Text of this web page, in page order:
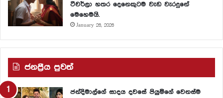
ටීචර්ලා හතර දෙනෙකුටම වැඩ වැරදුනේ
මෙහෙමයි.
January 26, 2026
ජනප්‍රීය පුවත්
ජන්දිමාල්ගේ සාදය දවසේ පියුමිගේ වෙනස්ම